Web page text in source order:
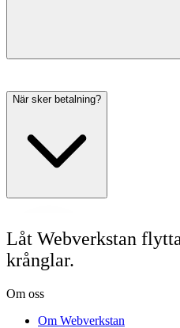
När sker betalning?
Låt Webverkstan
krånglar.
Om oss
Om Webverkstan